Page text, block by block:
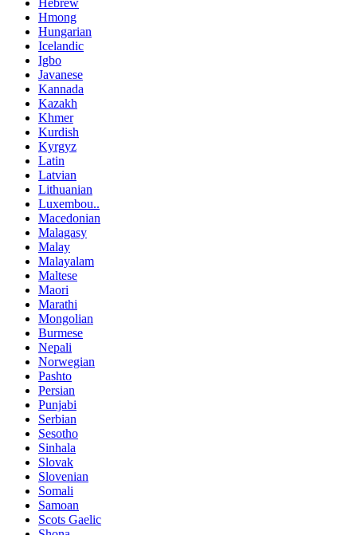
Hebrew
Hmong
Hungarian
Icelandic
Igbo
Javanese
Kannada
Kazakh
Khmer
Kurdish
Kyrgyz
Latin
Latvian
Lithuanian
Luxembou..
Macedonian
Malagasy
Malay
Malayalam
Maltese
Maori
Marathi
Mongolian
Burmese
Nepali
Norwegian
Pashto
Persian
Punjabi
Serbian
Sesotho
Sinhala
Slovak
Slovenian
Somali
Samoan
Scots Gaelic